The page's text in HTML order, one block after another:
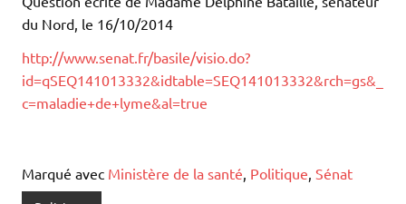
du Nord, le 16/10/2014
http://www.senat.fr/basile/visio.do?
id=qSEQ141013332&idtable=SEQ141013332&rch=gs&_
c=maladie+de+lyme&al=true
Marqué avec Ministère de la santé Politique Sénat